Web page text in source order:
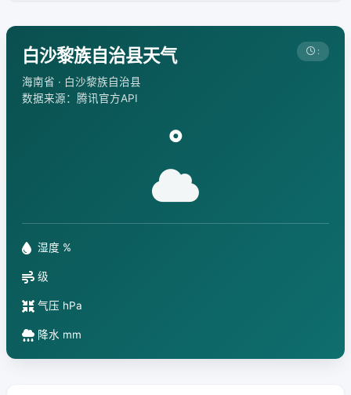
白沙黎族自治县天气
海南省 · 白沙黎族自治县
数据来源：腾讯官方API
:
°
湿度 %
级
气压 hPa
降水 mm